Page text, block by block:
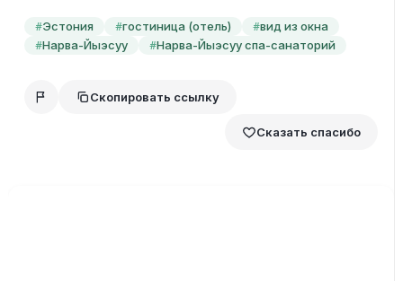
#Эстония #гостиница (отель) #вид из окна
#Нарва-Йыэсуу #Нарва-Йыэсуу спа-санаторий
Скопировать ссылку
Сказать спасибо